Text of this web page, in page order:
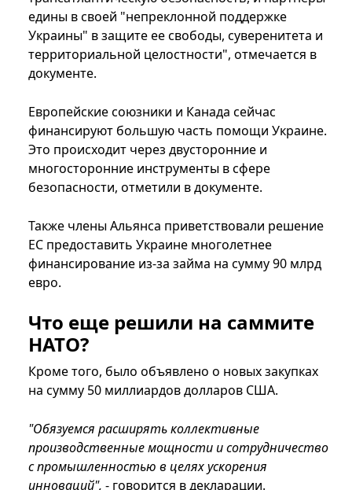
едины в своей "непреклонной поддержке
Украины" в защите ее свободы, суверенитета и
территориальной целостности", отмечается в
документе.
Европейские союзники и Канада сейчас
финансируют большую часть помощи Украине.
Это происходит через двусторонние и
многосторонние инструменты в сфере
безопасности, отметили в документе.
Также члены Альянса приветствовали решение
ЕС предоставить Украине многолетнее
финансирование из-за займа на сумму 90 млрд
евро.
Что еще решили на саммите
НАТО?
Кроме того, было объявлено о новых закупках
на сумму 50 миллиардов долларов США.
"Обязуемся расширять коллективные
производственные мощности и сотрудничество
с промышленностью в целях ускорения
инноваций", - говорится в декларации.